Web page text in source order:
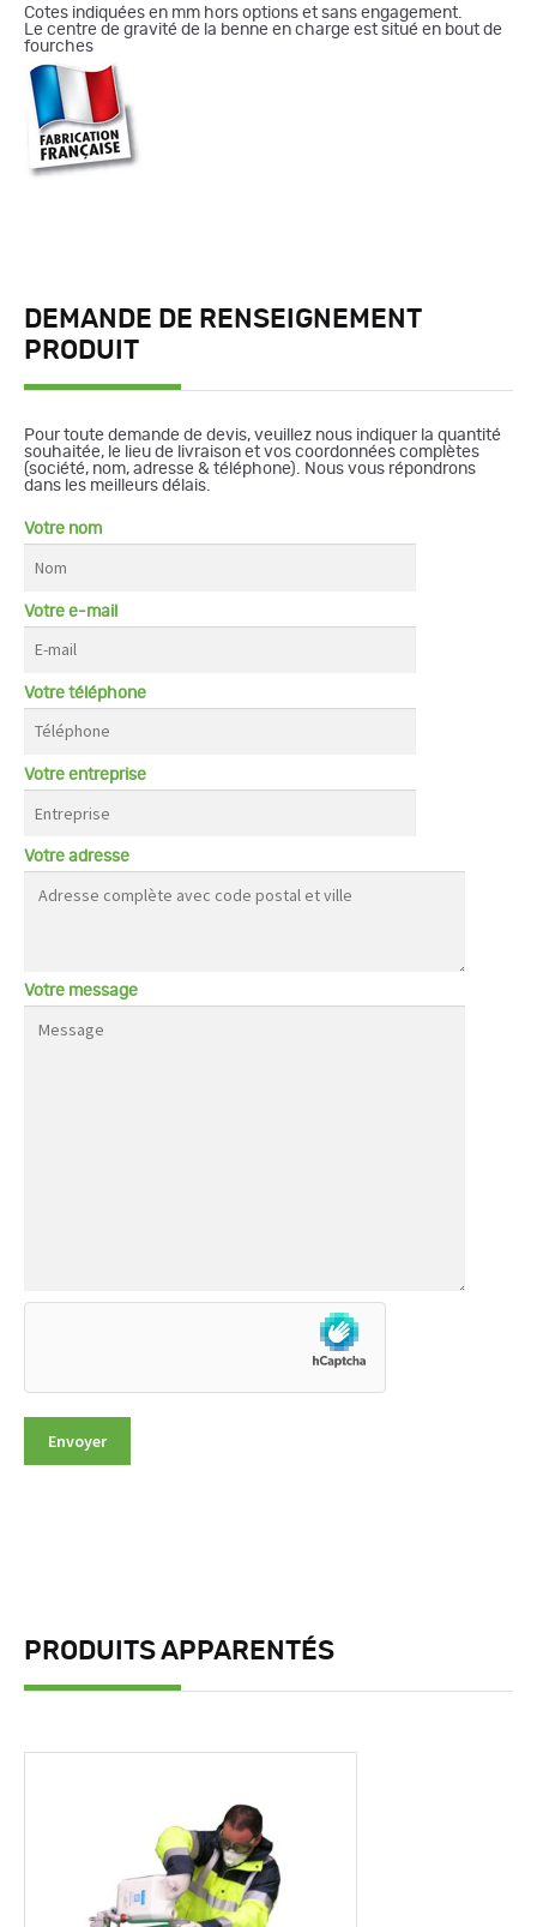
Cotes indiquées en mm hors options et sans engagement.
Le centre de gravité de la benne en charge est situé en bout de
fourches
DEMANDE DE RENSEIGNEMENT
PRODUIT
Pour toute demande de devis, veuillez nous indiquer la quantité
souhaitée, le lieu de livraison et vos coordonnées complètes
(société, nom, adresse & téléphone). Nous vous répondrons
dans les meilleurs délais.
Votre nom
Votre e-mail
Votre téléphone
Votre entreprise
Votre adresse
Votre message
PRODUITS APPARENTÉS